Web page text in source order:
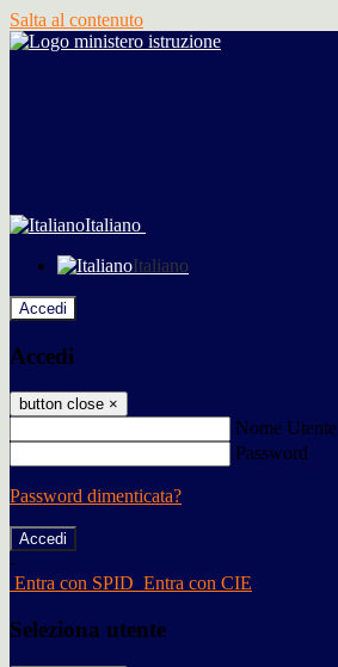
Salta al contenuto
Italiano
Italiano
Accedi
Accedi
button close ×
Nome Utente
Password
Password dimenticata?
-
Entra con SPID Entra con CIE
Seleziona utente